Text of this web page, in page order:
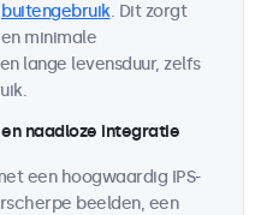
buitengebruik. Dit zorgt
minimale
lange levensduur, zelfs
naadloze integratie
een hoogwaardig IPS-
beelden, een